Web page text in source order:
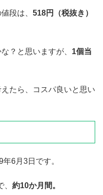
段は、 518円（税抜き）
？と思いますが、 1個当
たら、コスパ良いと思い
6月3日です。
約10か月間。